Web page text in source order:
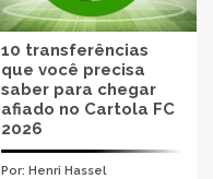
10 transferências
que você precisa
saber para chegar
afiado no Cartola FC
2026
Por: Henri Hassel